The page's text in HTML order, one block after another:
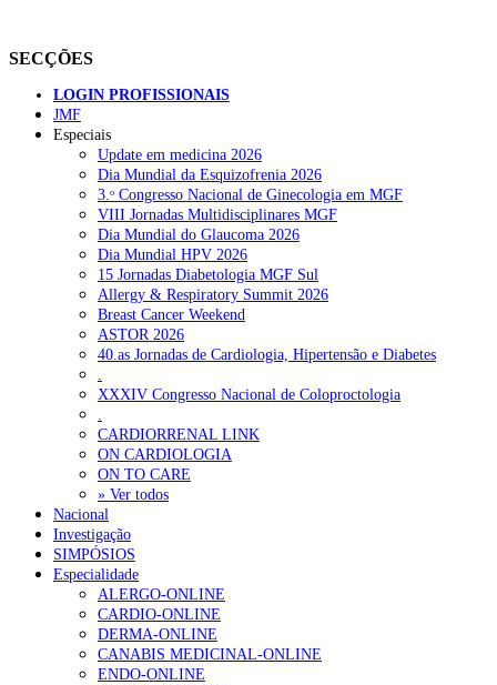
SECÇÕES
LOGIN PROFISSIONAIS
JMF
Especiais
Update em medicina 2026
Dia Mundial da Esquizofrenia 2026
3.ᵒ Congresso Nacional de Ginecologia em MGF
VIII Jornadas Multidisciplinares MGF
Dia Mundial do Glaucoma 2026
Dia Mundial HPV 2026
15 Jornadas Diabetologia MGF Sul
Allergy & Respiratory Summit 2026
Breast Cancer Weekend
ASTOR 2026
40.as Jornadas de Cardiologia, Hipertensão e Diabetes
.
XXXIV Congresso Nacional de Coloproctologia
.
CARDIORRENAL LINK
ON CARDIOLOGIA
ON TO CARE
» Ver todos
Nacional
Investigação
SIMPÓSIOS
Especialidade
ALERGO-ONLINE
CARDIO-ONLINE
DERMA-ONLINE
CANABIS MEDICINAL-ONLINE
ENDO-ONLINE